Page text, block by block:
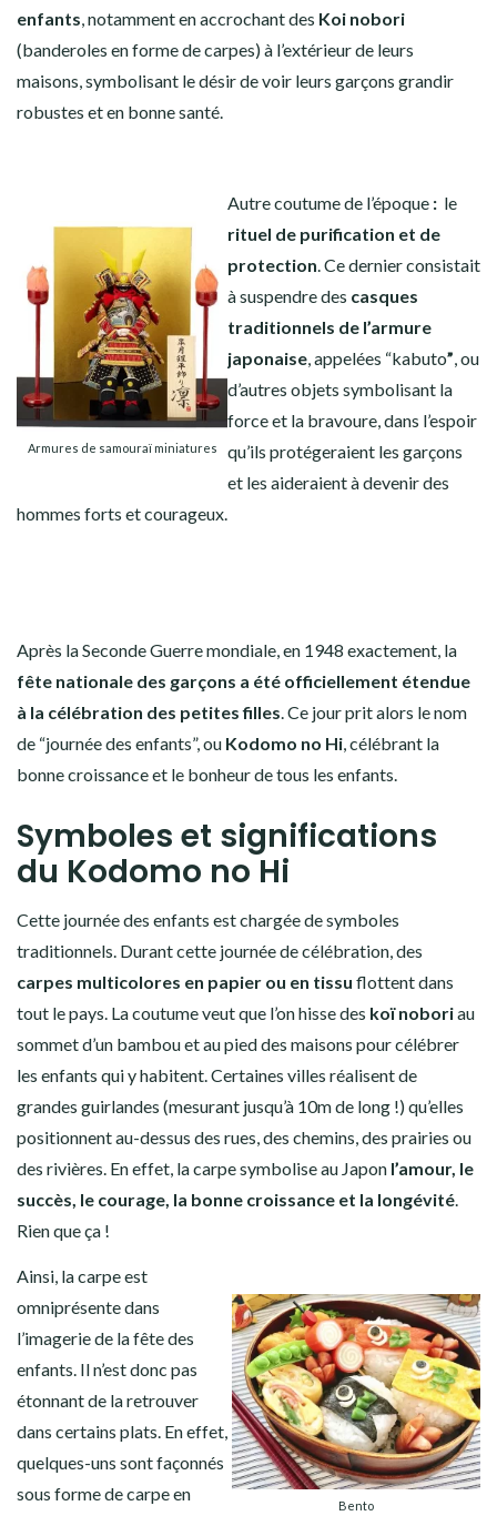
enfants, notamment en accrochant des Koi nobori
(banderoles en forme de carpes) à l’extérieur de leurs
maisons, symbolisant le désir de voir leurs garçons grandir
robustes et en bonne santé.
Armures de samouraï miniatures
Autre coutume de l’époque : le
rituel de purification et de
protection. Ce dernier consistait
à suspendre des casques
traditionnels de l’armure
japonaise, appelées “kabuto”, ou
d’autres objets symbolisant la
force et la bravoure, dans l’espoir
qu’ils protégeraient les garçons
et les aideraient à devenir des
hommes forts et courageux.
Après la Seconde Guerre mondiale, en 1948 exactement, la
fête nationale des garçons a été officiellement étendue
à la célébration des petites filles. Ce jour prit alors le nom
de “journée des enfants”, ou Kodomo no Hi, célébrant la
bonne croissance et le bonheur de tous les enfants.
Symboles et significations
du Kodomo no Hi
Cette journée des enfants est chargée de symboles
traditionnels. Durant cette journée de célébration, des
carpes multicolores en papier ou en tissu flottent dans
tout le pays. La coutume veut que l’on hisse des koï noboriau
sommet d’un bambou et au pied des maisons pour célébrer
les enfants qui y habitent. Certaines villes réalisent de
grandes guirlandes (mesurant jusqu’à 10m de long !) qu’elles
positionnent au-dessus des rues, des chemins, des prairies ou
des rivières. En effet, la carpe symbolise au Japon l’amour, le
succès, le courage, la bonne croissance et la longévité.
Rien que ça !
Bento
Ainsi, la carpe est
omniprésente dans
l’imagerie de la fête des
enfants. Il n’est donc pas
étonnant de la retrouver
dans certains plats. En effet,
quelques-uns sont façonnés
sous forme de carpe en